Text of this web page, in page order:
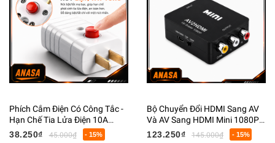
Phích Cắm Điện Có Công Tắc -
Hạn Chế Tia Lửa Điện 10A
250VCC
38.250₫ 45.000₫ - 15%
Bộ Chuyển Đổi HDMI Sang AV
Và AV Sang HDMI Mini 1080P
RCA Audio Video
123.250₫ 145.000₫ - 15%